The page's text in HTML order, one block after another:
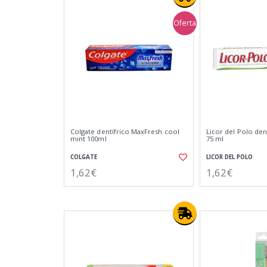
Oferta
Colgate dentífrico MaxFresh cool
mint 100ml
COLGATE
1,62€
Licor del Polo
75 ml
LICOR DEL POLO
1,62€